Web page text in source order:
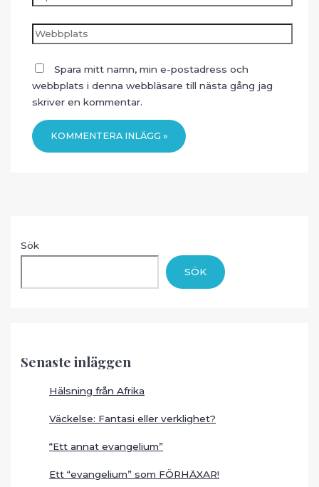
post*
Webbplats
Spara mitt namn, min e-postadress och
webbplats i denna webbläsare till nästa gång jag
skriver en kommentar.
Sök
SÖK
Senaste inläggen
Hälsning från Afrika
Väckelse: Fantasi eller verklighet?
“Ett annat evangelium”
Ett “evangelium” som FÖRHÄXAR!